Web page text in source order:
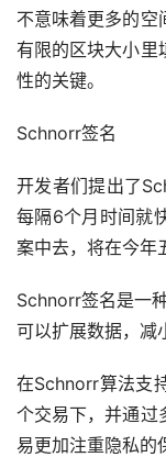
不意味着更多的空
有限的区块大小里
性的关键。
Schnorr签名
开发者们提出了
每隔6个月时间就
案中去，将在今年
Schnorr签名是一
可以扩展数据，减
在Schnorr算法支
个交易下，并通过
易更加注重隐私的